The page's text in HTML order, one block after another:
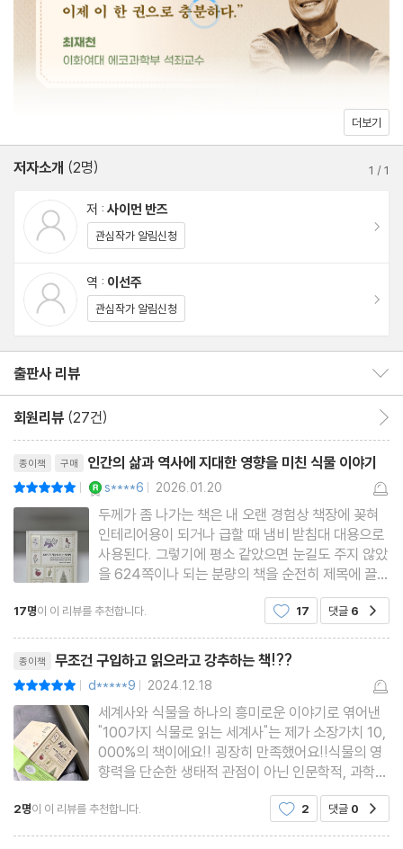
야기도 아우른다. 때로는 일용한 양식으로, 때로는 감사와 사랑을 전
하는 선물로, 때로는 문명을 건설하는 재료로 우리 곁에 쭉 함께하며
역사를 만들어온 식물의 무성한 이야기가 펼쳐진다. 이 책을 읽고 나
014 브라질너트나무
015 기름야자
016 노목
019 개양귀비
020 파피루스
021 푸른곰팡이
022 키겔리아나무
023 수선화
024 사과
025 미국삼나무
026 크리스마스트리
028 주목
029 보리
030 보리수
031 마법의 버섯
032 감자
034 녹나무
035 칡
036 미국 풀
038 연꽃
039 매리골드
040 고추
041 송로버섯
042 마룰라나무
044 아마
더보기
저자소개 (2명) 1 /1
저 : 사이먼 반즈
관심작가 알림신청
역 : 이선주
관심작가 알림신청
출판사 리뷰
회원리뷰 (27건)
종이책 구매 인간의 삶과 역사에 지대한 영향을 미친 식물 이야기
| s****6 | 2026.01.20
두께가 좀 나가는 책은 내 오랜 경험상 책장에 꽂혀
인테리어용이 되거나 급할 때 냄비 받침대 대용으로
사용된다. 그렇기에 평소 같았으면 눈길도 주지 않았
을 624쪽이나 되는 분량의 책을 순전히 제목에 끌려
서 읽게 되었으니 그 주인공이 바로 사이먼 반즈의
「100가지 식물로 읽는 세계사」다. 지은이 사이먼 반
했고 야생동물에
17명이 이 리뷰를 추천합니다. 17 댓글 6
종이책 무조건 구입하고 읽으라고 강추하는 책!??
| d*****9 | 2024.12.18
세계사와 식물을 하나의 흥미로운 이야기로 엮어낸
"100가지 식물로 읽는 세계사"는 제가 소장가치 10,
000%의 책이에요!! 굉장히 만족했어요!!식물의 영
향력을 단순한 생태적 관점이 아닌 인문학적, 과학적
시각을 뛰어넘어 종합적으로 다루고 있다는 점에서
너무 흥미로웠어요! 지루할 틈이 없이~ 무겁지 않아
2명이 이 리뷰를 추천합니다. 2 댓글 0